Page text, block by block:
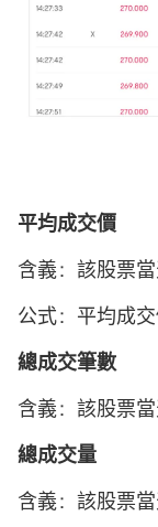
平均成交價
含義：該股票
公式：平均成
總成交筆數
含義：該股票
總成交量
含義：該股票